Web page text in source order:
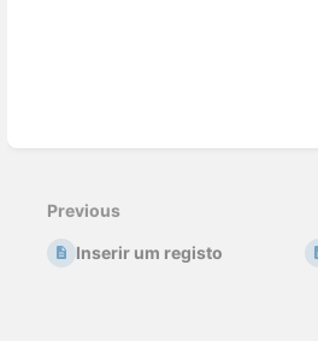
Previous
Inserir um registo